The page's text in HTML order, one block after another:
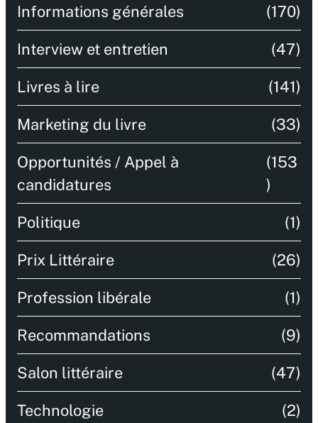
Informations générales (170)
Interview et entretien (47)
Livres à lire (141)
Marketing du livre (33)
Opportunités / Appel à
candidatures
(153
)
Politique (1)
Prix Littéraire (26)
Profession libérale (1)
Recommandations (9)
Salon littéraire (47)
Technologie (2)